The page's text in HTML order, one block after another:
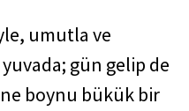
umutla ve
gün gelip de
boynu bükük bir